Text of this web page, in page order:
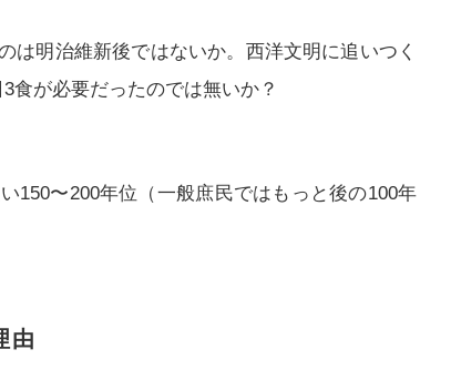
は明治維新後ではないか。西洋文明に追いつく
食が必要だったのでは無いか？
150〜200年位（一般庶民ではもっと後の100年
由